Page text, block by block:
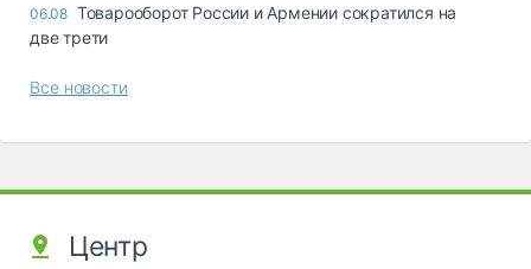
06.08 Товарооборот России и Армении сократился на
две трети
Все новости
Центр